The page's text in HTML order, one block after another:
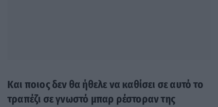
Και ποιος δεν θα ήθελε να καθίσει σε αυτό το
τραπέζι σε γνωστό μπαρ ρέστοραν της